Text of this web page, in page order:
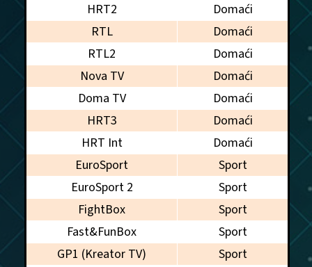
HRT2
Domaći
RTL
Domaći
RTL2
Domaći
Nova TV
Domaći
Doma TV
Domaći
HRT3
Domaći
HRT Int
Domaći
EuroSport
Sport
EuroSport 2
Sport
FightBox
Sport
Fast&FunBox
Sport
GP1 (Kreator TV)
Sport